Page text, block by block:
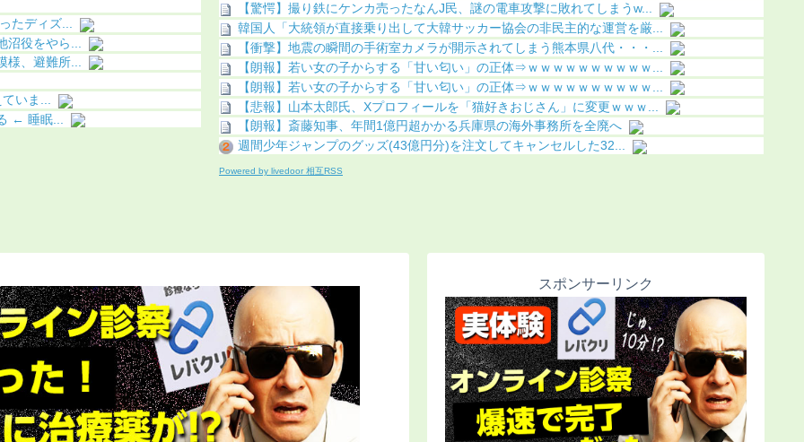
たディズ...
役をやら...
、避難所...
いま...
← 睡眠...
【驚愕】撮り鉄にケンカ売ったなんJ民、謎の電車攻撃に敗れてしまうw...
韓国人「大統領が直接乗り出して大韓サッカー協会の非民主的な運営を厳...
【衝撃】地震の瞬間の手術室カメラが開示されてしまう熊本県八代・・・...
【朗報】若い女の子からする「甘い匂い」の正体⇒ｗｗｗｗｗｗｗｗｗｗ...
【朗報】若い女の子からする「甘い匂い」の正体⇒ｗｗｗｗｗｗｗｗｗｗ...
【悲報】山本太郎氏、Xプロフィールを「猫好きおじさん」に変更ｗｗｗ...
【朗報】斎藤知事、年間1億円超かかる兵庫県の海外事務所を全廃へ
週間少年ジャンプのグッズ(43億円分)を注文してキャンセルした32...
Powered by livedoor 相互RSS
スポンサーリンク